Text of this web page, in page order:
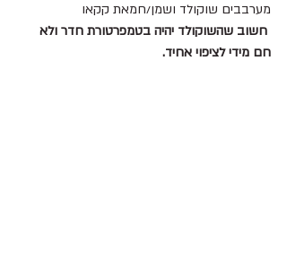
מערבבים שוקולד ושמן/חמאת קקאו
חשוב שהשוקולד יהיה בטמפרטורת חדר ולא
חם מידי לציפוי אחיד.